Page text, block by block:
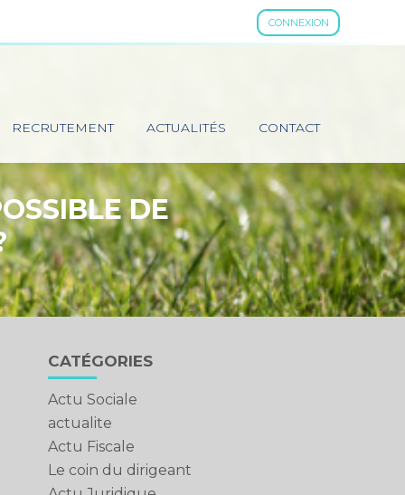
CONNEXION
RECRUTEMENT ACTUALITÉS CONTACT
DE
Blog
sidebar
CATÉGORIES
Actu Sociale
actualite
Actu Fiscale
Le coin du dirigeant